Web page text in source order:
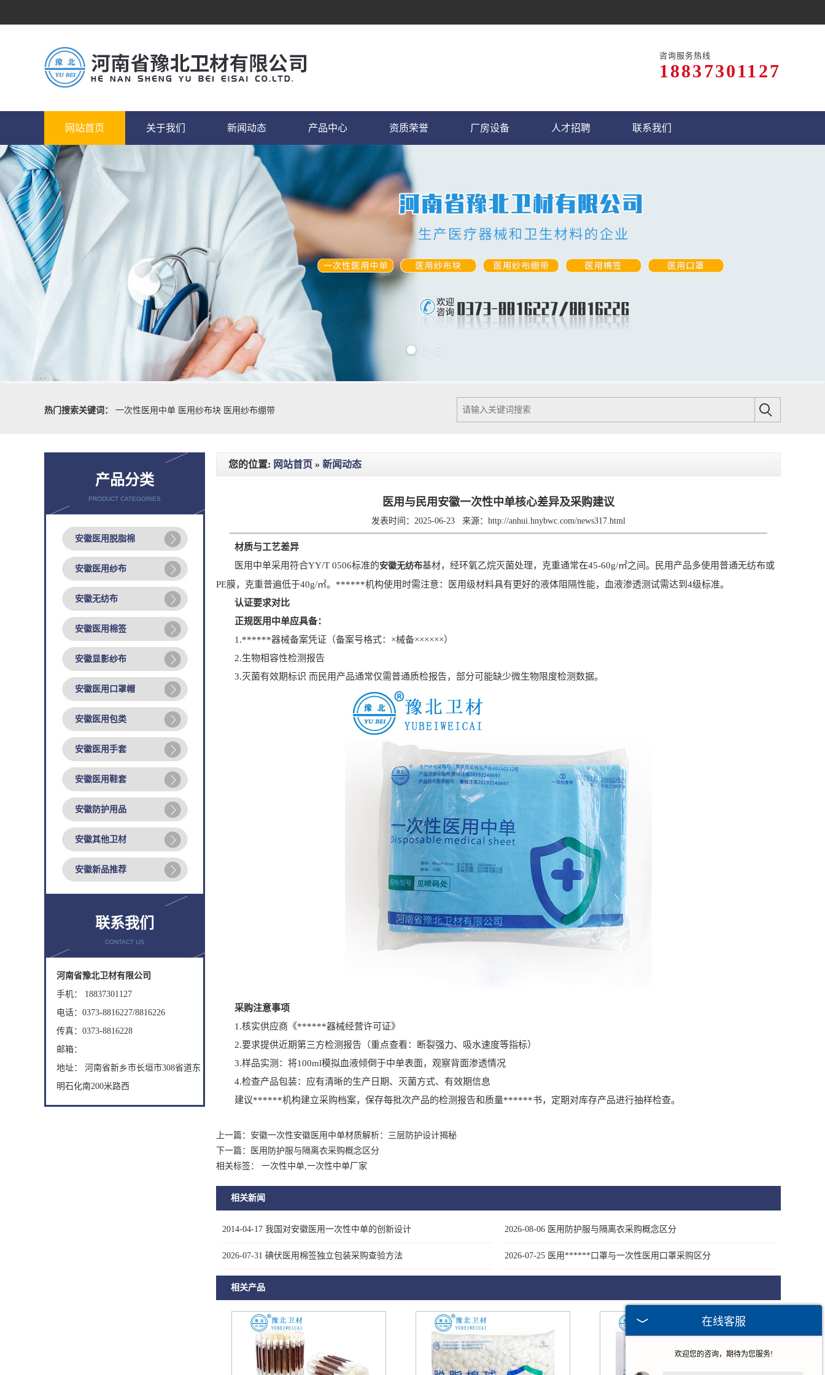
咨询服务热线
18837301127
网站首页 关于我们 新闻动态 产品中心 资质荣誉 厂房设备 人才招聘 联系我们
热门搜索关键词：
一次性医用中单 医用纱布块 医用纱布绷带
产品分类
PRODUCT CATEGORIES
安徽医用脱脂棉
安徽医用纱布
安徽无纺布
安徽医用棉签
安徽显影纱布
安徽医用口罩帽
安徽医用包类
安徽医用手套
安徽医用鞋套
安徽防护用品
安徽其他卫材
安徽新品推荐
联系我们
CONTACT US
河南省豫北卫材有限公司
手机： 18837301127
电话：0373-8816227/8816226
传真：0373-8816228
邮箱：
地址： 河南省新乡市长垣市308省道东
明石化南200米路西
您的位置: 网站首页 » 新闻动态
医用与民用安徽一次性中单核心差异及采购建议
发表时间：2025-06-23 来源： http://anhui.hnybwc.com/news317.html
材质与工艺差异
医用中单采用符合YY/T 0506标准的安徽无纺布基材，经环氧乙烷灭菌处理，克重通常在45-60g/㎡之间。民用产品多使用普通无纺布或
PE膜，克重普遍低于40g/㎡。******机构使用时需注意：医用级材料具有更好的液体阻隔性能，血液渗透测试需达到4级标准。
认证要求对比
正规医用中单应具备：
1.******器械备案凭证（备案号格式：×械备××××××）
2.生物相容性检测报告
3.灭菌有效期标识 而民用产品通常仅需普通质检报告，部分可能缺少微生物限度检测数据。
采购注意事项
1.核实供应商《******器械经营许可证》
2.要求提供近期第三方检测报告（重点查看：断裂强力、吸水速度等指标）
3.样品实测：将100ml模拟血液倾倒于中单表面，观察背面渗透情况
4.检查产品包装：应有清晰的生产日期、灭菌方式、有效期信息
建议******机构建立采购档案，保存每批次产品的检测报告和质量******书，定期对库存产品进行抽样检查。
上一篇： 安徽一次性安徽医用中单材质解析：三层防护设计揭秘
下一篇：
医用防护服与隔离衣采购概念区分
相关标签： 一次性中单,一次性中单厂家
相关新闻
2014-04-17 我国对安徽医用一次性中单的创新设计 2026-08-06 医用防护服与隔离衣采购概念区分
2026-07-31 碘伏医用棉签独立包装采购查验方法 2026-07-25 医用******口罩与一次性医用口罩采购区分
相关产品
在线客服
欢迎您的咨询，期待为您服务!